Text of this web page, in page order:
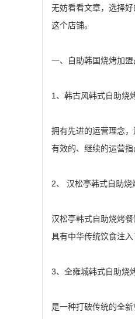
无妨看看文章，选择
这个店铺。
一、自助韩国烧烤加
1、韩古风韩式自助烧
拥有先进的运营理念
有效的、继续的运营指
2、 汉松亭韩式自助烧
汉松亭韩式自助烧烤
具有中华传统饮食注入
3、全雍城韩式自助烧
是一种打破传统的全